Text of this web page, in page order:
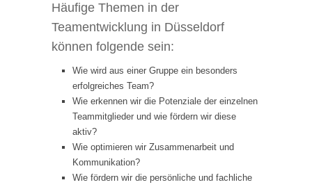
Häufige Themen in der
Teamentwicklung in Düsseldorf
können folgende sein:
Wie wird aus einer Gruppe ein besonders
erfolgreiches Team?
Wie erkennen wir die Potenziale der einzelnen
Teammitglieder und wie fördern wir diese
aktiv?
Wie optimieren wir Zusammenarbeit und
Kommunikation?
Wie fördern wir die persönliche und fachliche